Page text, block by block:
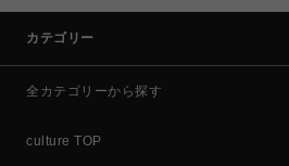
カテゴリー
全カテゴリーから探す
culture TOP